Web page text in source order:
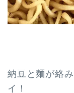
納豆と麺が絡
イ！